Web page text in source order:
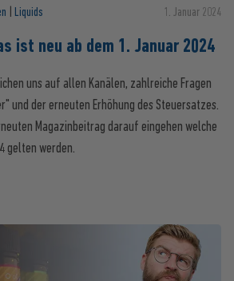
Liquids 1. Januar 2024
ist neu ab dem 1. Januar 2024
uns auf allen Kanälen, zahlreiche Fragen
und der erneuten Erhöhung des Steuersatzes.
Magazinbeitrag darauf eingehen welche
gelten werden.